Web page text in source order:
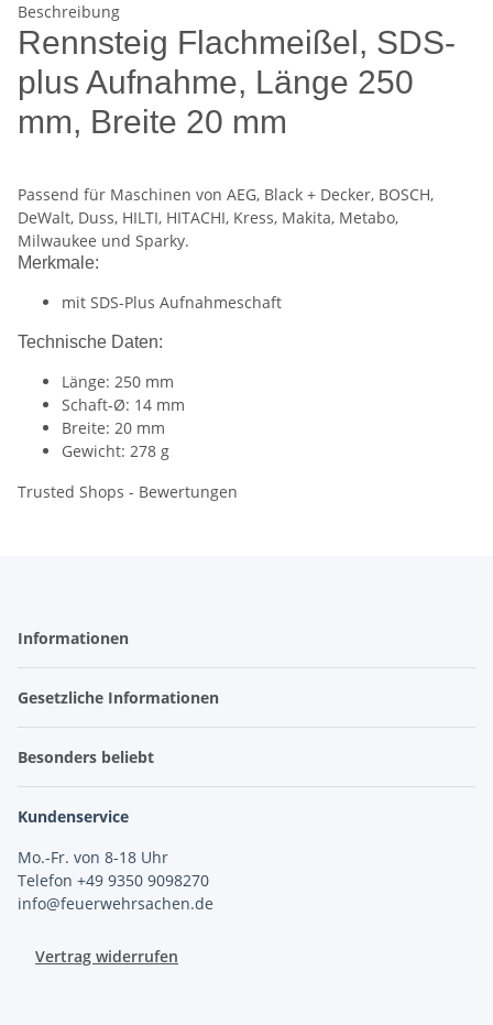
Beschreibung
Rennsteig Flachmeißel, SDS-
plus Aufnahme, Länge 250
mm, Breite 20 mm
Passend für Maschinen von AEG, Black + Decker, BOSCH,
DeWalt, Duss, HILTI, HITACHI, Kress, Makita, Metabo,
Milwaukee und Sparky.
Merkmale:
mit SDS-Plus Aufnahmeschaft
Technische Daten:
Länge: 250 mm
Schaft-Ø: 14 mm
Breite: 20 mm
Gewicht: 278 g
Trusted Shops - Bewertungen
Informationen
Gesetzliche Informationen
Besonders beliebt
Kundenservice
Mo.-Fr. von 8-18 Uhr
Telefon +49 9350 9098270
info@feuerwehrsachen.de
Vertrag widerrufen